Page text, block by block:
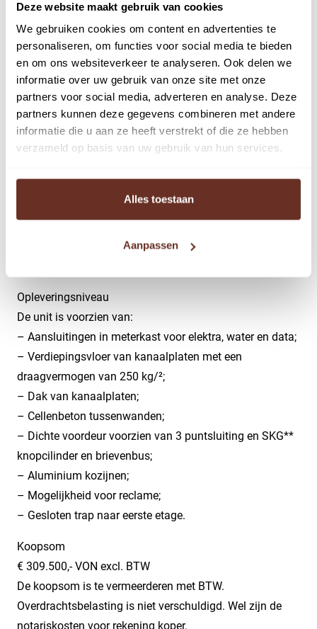
Deze website maakt gebruik van cookies
We gebruiken cookies om content en advertenties te
personaliseren, om functies voor social media te bieden
en om ons websiteverkeer te analyseren. Ook delen we
informatie over uw gebruik van onze site met onze
partners voor social media, adverteren en analyse. Deze
partners kunnen deze gegevens combineren met andere
informatie die u aan ze heeft verstrekt of die ze hebben
verzameld op basis van uw gebruik van hun services.
Alles toestaan
Aanpassen
bouwbesluit, zowel de binnen als buitenzijde van de
bedrijfsunit is van hoge kwaliteit en kent daardoor een
mooie representatieve uitstraling. Omdat er gebouwd
wordt met hoogwaardige materialen is de bedrijfsunits
zeer duurzaam en onderhoudsvriendelijk.
De bedrijfsunit wordt in casco staat opgeleverd, dit
betekent dat de riolering voor de pantry en toilet is
inrichting. De aannemer regelt voor de kopers de
aansluiting en aanvraag een bedrag verschuldigd ter
Opleveringsniveau
De unit is voorzien van:
– Aansluitingen in meterkast voor elektra, water en data;
– Verdiepingsvloer van kanaalplaten met een
draagvermogen van 250 kg/²;
– Dak van kanaalplaten;
– Cellenbeton tussenwanden;
– Dichte voordeur voorzien van 3 puntsluiting en SKG**
knopcilinder en brievenbus;
– Aluminium kozijnen;
– Mogelijkheid voor reclame;
– Gesloten trap naar eerste etage.
Koopsom
€ 309.500,- VON excl. BTW
De koopsom is te vermeerderen met BTW.
Overdrachtsbelasting is niet verschuldigd. Wel zijn de
notariskosten voor rekening koper.